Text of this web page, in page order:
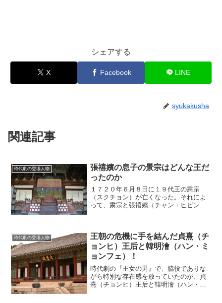
シェアする
X Facebook LINE
syukakusha
関連記事
時代劇の登場人物
張禧嬪の息子の景宗はどんな王だ
ったのか
１７２０年６月８日に１９代王の粛宗
（スクチョン）が亡くなった。それによ
って、粛宗と張禧嬪（チャン・ヒビン）
時代劇の登場人物
王朝の危機に手を結んだ貞熹（チ
ョンヒ）王后と韓明澮（ハン・ミ
ョンフェ）！
時代劇の『王女の男』で、脇役でありな
がら特別な存在感を放っていたのが、貞
熹（チョンヒ）王后と韓明澮（ハン・ミ